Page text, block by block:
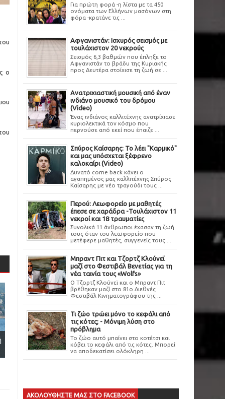
ο
Για πρώτη φορά -η λίστα με τα 450
ονόματα των Ελλήνων μασόνων στη
φόρα -κρατάνε τις ...
Αφγανιστάν: Ισχυρός σεισμός με
τουλάχιστον 20 νεκρούς
Σεισμός 6,3 βαθμών που έπληξε το
Αφγανιστάν το βράδυ της Κυριακής
προς Δευτέρα στοίχισε τη ζωή σε ...
Ανατριχιαστική μουσική από έναν
ινδιάνο μουσικό του δρόμου
(Video)
Ένας ινδιάνος καλλιτέχνης ανατρίχιασε
κυριολεκτικά τον κόσμο που
περνούσε από εκεί που έπαιζε ...
Σπύρος Καίσαρης: Το λέει "Καρμικό"
και μας υπόσχεται ξέφρενο
καλοκαίρι (Video)
Δυνατό come back κάνει ο
αγαπημένος μας καλλιτέχνης Σπύρος
Καίσαρης με νέο τραγούδι τους ...
Περού: Λεωφορείο με μαθητές
έπεσε σε χαράδρα -Τουλάχιστον 11
νεκροί και 18 τραυματίες
Συνολικά 11 άνθρωποι έχασαν τη ζωή
τους όταν του λεωφορείο που
μετέφερε μαθητές, συγγενείς τους ...
Μπραντ Πιτ και Τζορτζ Κλούνεϊ
μαζί στο Φεστιβάλ Βενετίας για τη
νέα ταινία τους «Wolfs»
Ο Τζορτζ Κλούνεϊ και ο Μπραντ Πιτ
βρέθηκαν μαζί στο 81ο Διεθνές
Φεστιβάλ Κινηματογράφου της ...
Τι ζώο τρώει μόνο το κεφάλι από
τις κότες; - Μόνιμη λύση στο
πρόβλημα
Το ζώο αυτό μπαίνει στο κοτέτσι και
κόβει το κεφάλι από τις κότες. Μπορεί
να αποδεκατίσει ολόκληρη ...
ΑΚΟΛΟΥΘΗΣΤΕ ΜΑΣ ΣΤΟ FACEBOOK